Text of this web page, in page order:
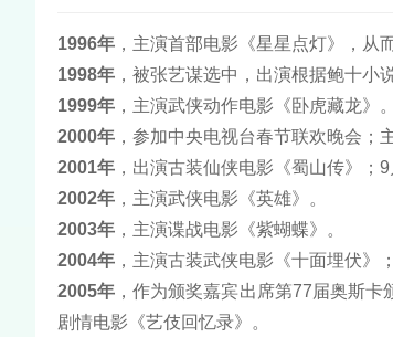
1996年 ，主演首部电影《星星点灯》，从
1998年 ，被张艺谋选中，出演根据鲍十小
1999年 ，主演武侠动作电影《卧虎藏龙》。
2000年 ，参加中央电视台春节联欢晚会；
2001年 ，出演古装仙侠电影《蜀山传》；
2002年 ，主演武侠电影《英雄》。
2003年 ，主演谍战电影《紫蝴蝶》。
2004年 ，主演古装武侠电影《十面埋伏》
2005年 ，作为颁奖嘉宾出席第77届奥斯
剧情电影《艺伎回忆录》。